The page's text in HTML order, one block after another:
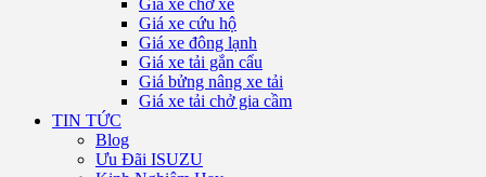
Giá xe chở xe
Giá xe cứu hộ
Giá xe đông lạnh
Giá xe tải gắn cẩu
Giá bửng nâng xe tải
Giá xe tải chở gia cầm
TIN TỨC
Blog
Ưu Đãi ISUZU